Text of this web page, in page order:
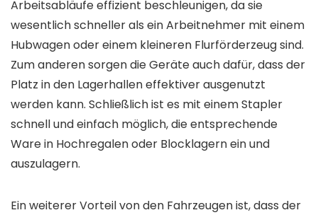
Arbeitsabläufe effizient beschleunigen, da sie
wesentlich schneller als ein Arbeitnehmer mit einem
Hubwagen oder einem kleineren Flurförderzeug sind.
Zum anderen sorgen die Geräte auch dafür, dass der
Platz in den Lagerhallen effektiver ausgenutzt
werden kann. Schließlich ist es mit einem Stapler
schnell und einfach möglich, die entsprechende
Ware in Hochregalen oder Blocklagern ein und
auszulagern.
Ein weiterer Vorteil von den Fahrzeugen ist, dass der